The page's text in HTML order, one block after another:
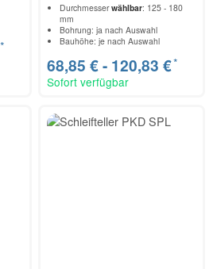
*
Durchmesserwählbar: 125 - 180
mm
Bohrung: ja nach Auswahl
Bauhöhe: je nach Auswahl
68,85 € - 120,83 €*
Sofort verfügbar